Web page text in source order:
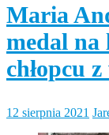
Maria
medal na
chłopcu
12 sierpnia 2021